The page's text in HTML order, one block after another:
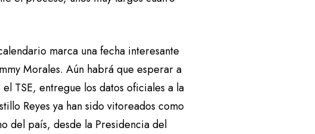
marca una fecha interesante
Morales. Aún habrá que esperar a
TSE, entregue los datos oficiales a la
Reyes ya han sido vitoreados como
del país, desde la Presidencia del